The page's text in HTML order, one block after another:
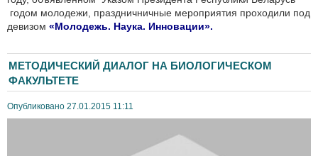
годом молодежи, праздничничные мероприятия проходили под
девизом «Молодежь. Наука. Инновации».
МЕТОДИЧЕСКИЙ ДИАЛОГ НА БИОЛОГИЧЕСКОМ
ФАКУЛЬТЕТЕ
Опубликовано 27.01.2015 11:11